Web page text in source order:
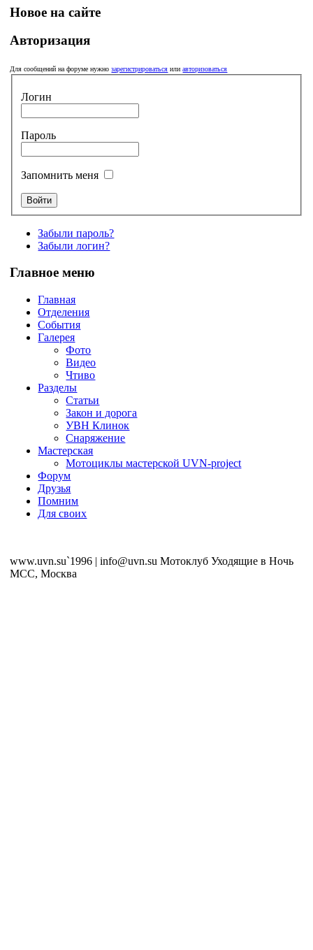
Новое на сайте
Авторизация
Для сообщений на форуме нужнозарегистрироваться илиавторизоваться
Логин
Пароль
Запомнить меня
Забыли пароль?
Забыли логин?
Главное меню
Главная
Отделения
События
Галерея
Фото
Видео
Чтиво
Разделы
Статьи
Закон и дорога
УВН Клинок
Снаряжение
Мастерская
Мотоциклы мастерской UVN-project
Форум
Друзья
Помним
Для своих
www.uvn.su`1996 | info@uvn.su Мотоклуб Уходящие в Ночь
MCC, Москва